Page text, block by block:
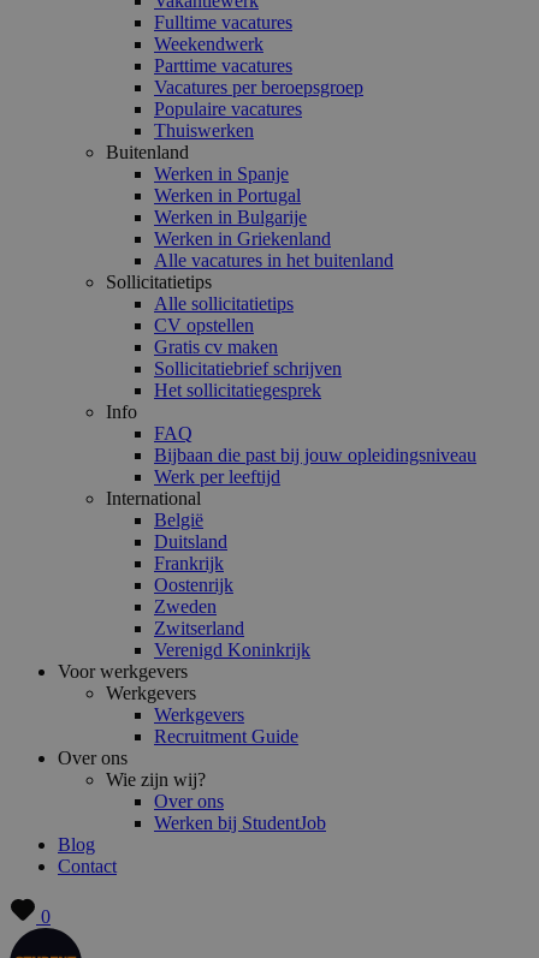
Fulltime vacatures
Weekendwerk
Parttime vacatures
Vacatures per beroepsgroep
Populaire vacatures
Thuiswerken
Buitenland
Werken in Spanje
Werken in Portugal
Werken in Bulgarije
Werken in Griekenland
Alle vacatures in het buitenland
Sollicitatietips
Alle sollicitatietips
CV opstellen
Gratis cv maken
Sollicitatiebrief schrijven
Het sollicitatiegesprek
Info
FAQ
Bijbaan die past bij jouw opleidingsniveau
Werk per leeftijd
International
België
Duitsland
Frankrijk
Oostenrijk
Zweden
Zwitserland
Verenigd Koninkrijk
Voor werkgevers
Werkgevers
Werkgevers
Recruitment Guide
Over ons
Wie zijn wij?
Over ons
Werken bij StudentJob
Blog
Contact
0